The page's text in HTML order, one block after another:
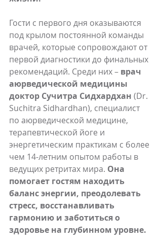
Гости с первого дня оказываются
под крылом постоянной команды
врачей, которые сопровождают от
первой диагностики до финальных
рекомендаций. Среди них – врач
аюрведической медицины
доктор Сучитра Сидхардхан (Dr.
Suchitra Sidhardhan), специалист
по аюрведической медицине,
терапевтической йоге и
энергетическим практикам с более
чем 14-летним опытом работы в
ведущих ретритах мира. Она
помогает гостям находить
баланс энергии, преодолевать
стресс, восстанавливать
гармонию и заботиться о
здоровье на глубинном уровне.